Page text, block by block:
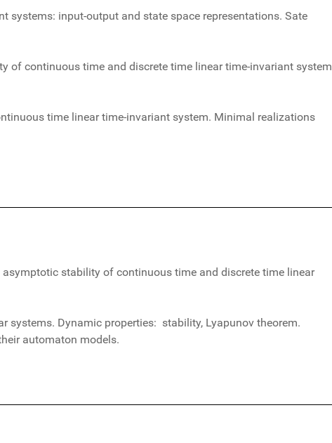
systems: input-output and state space representations. Sate
of continuous time and discrete time linear time-invariant system
time linear time-invariant system. Minimal realizations
stability of continuous time and discrete time linear
systems. Dynamic properties: stability, Lyapunov theorem.
automaton models.